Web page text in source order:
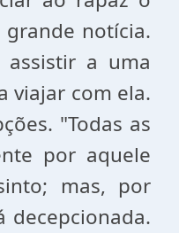
notícia.
assistir a uma
viajar com ela.
"Todas as
por aquele
mas, por
decepcionada.